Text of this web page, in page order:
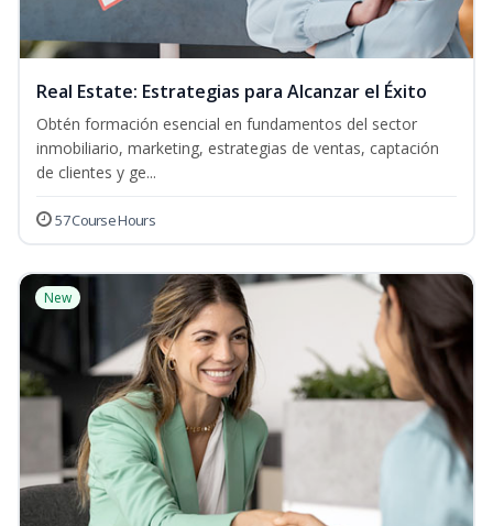
Real Estate: Estrategias para Alcanzar el Éxito
Obtén formación esencial en fundamentos del sector
inmobiliario, marketing, estrategias de ventas, captación
de clientes y ge...
57 Course Hours
New